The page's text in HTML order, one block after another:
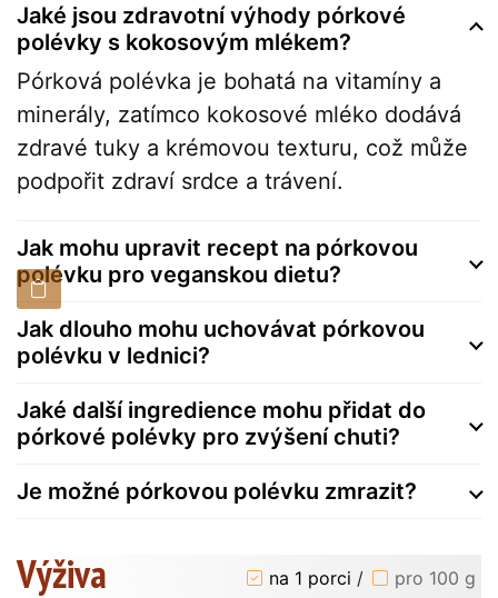
Jaké jsou zdravotní výhody pórkové
polévky s kokosovým mlékem?
Pórková polévka je bohatá na vitamíny a
minerály, zatímco kokosové mléko dodává
zdravé tuky a krémovou texturu, což může
podpořit zdraví srdce a trávení.
Jak mohu upravit recept na pórkovou
polévku pro veganskou dietu?
Jak dlouho mohu uchovávat pórkovou
polévku v lednici?
Jaké další ingredience mohu přidat do
pórkové polévky pro zvýšení chuti?
Je možné pórkovou polévku zmrazit?
Výživa na 1 porci / pro 100 g